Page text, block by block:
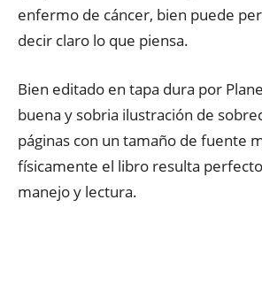
enfermo de cáncer, bien puede
decir claro lo que piensa.
Bien editado en tapa dura por
buena y sobria ilustración de
páginas con un tamaño de fuente
físicamente el libro resulta
manejo y lectura.